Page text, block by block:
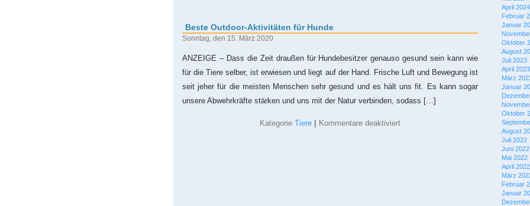
Berlin
Beste Outdoor-Aktivitäten für Hunde
Sonntag, den 15. März 2020
ANZEIGE – Dass die Zeit draußen für Hundebesitzer genauso gesund sein kann wie
für die Tiere selber, ist erwiesen und liegt auf der Hand. Frische Luft und Bewegung ist
seit jeher für die meisten Menschen sehr gesund und es hält uns fit. Es kann sogar
unsere Abwehrkräfte stärken und uns mit der Natur verbinden, sodass […]
Kategorie Tiere Kommentare deaktiviertfür
April 2024
Februar
Januar
Oktober
August
Juli 2023
April 2023
März
Januar
Oktober
August
Juli 2022
Juni 2022
Mai 2022
April 2022
März
Februar
Januar